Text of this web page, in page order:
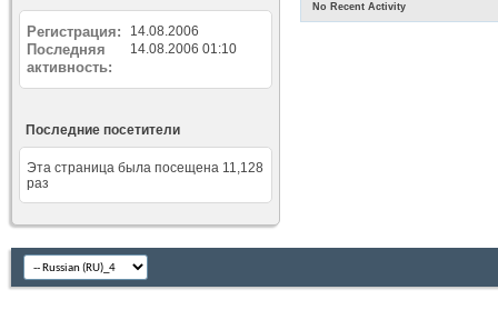
Регистрация 14.08.2006
Последняя
активность
14.08.2006 01:10
Последние посетители
Эта страница была посещена 11,128
раз
No Recent Activity